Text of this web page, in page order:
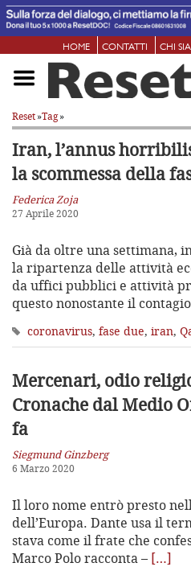
HOME CONTATTI CHI
Reset»Tag»
Iran, l’annus
la scommessa della
Federica Zoja
27 Aprile 2020
Già da oltre una settimana,
la ripartenza delle attività
da uffici pubblici e attività
questo nonostante il contagio
coronavirus, fase due, iran,
Mercenari, odio
Cronache dal Medio
fa
Siegmund Ginzberg
6 Marzo 2020
Il loro nome entrò presto
dell’Europa. Dante usa il
stava come il frate che
Marco Polo racconta – […]